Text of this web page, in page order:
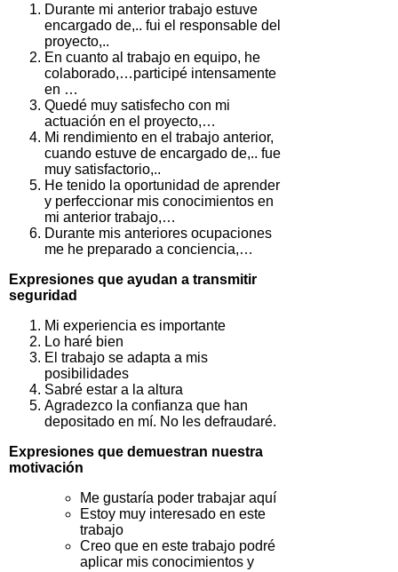
Durante mi anterior trabajo estuve
encargado de,.. fui el responsable del
proyecto,..
En cuanto al trabajo en equipo, he
colaborado,…participé intensamente
en …
Quedé muy satisfecho con mi
actuación en el proyecto,…
Mi rendimiento en el trabajo anterior,
cuando estuve de encargado de,.. fue
muy satisfactorio,..
He tenido la oportunidad de aprender
y perfeccionar mis conocimientos en
mi anterior trabajo,…
Durante mis anteriores ocupaciones
me he preparado a conciencia,…
Expresiones que ayudan a transmitir
seguridad
Mi experiencia es importante
Lo haré bien
El trabajo se adapta a mis
posibilidades
Sabré estar a la altura
Agradezco la confianza que han
depositado en mí. No les defraudaré.
Expresiones que demuestran nuestra
motivación
Me gustaría poder trabajar aquí
Estoy muy interesado en este
trabajo
Creo que en este trabajo podré
aplicar mis conocimientos y